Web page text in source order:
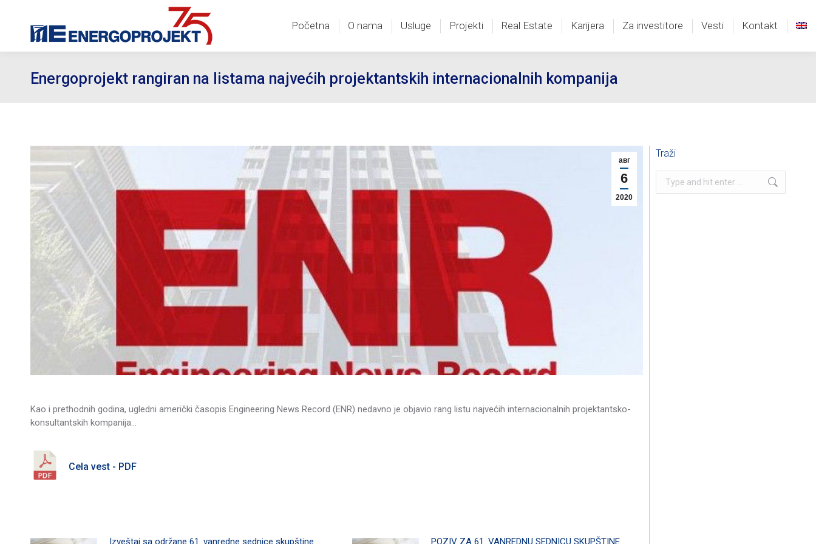
Početna O nama Usluge Projekti Real Estate Karijera Za investitore Vesti Kontakt
Energoprojekt rangiran na listama najvećih projektantskih internacionalnih kompanija
авг
6
2020
Kao i prethodnih godina, ugledni američki časopis Engineering News Record (ENR) nedavno je objavio rang listu najvećih internacionalnih projektantsko-
konsultantskih kompanija…
Cela vest - PDF
Izveštaj sa održane 61. vanredne sednice skupštine POZIV ZA 61. VANREDNU SEDNICU SKUPŠTINE
Traži
Search:
Početna O nama Usluge Projekti Real Estate Karijera Za investitore Vesti Kontakt